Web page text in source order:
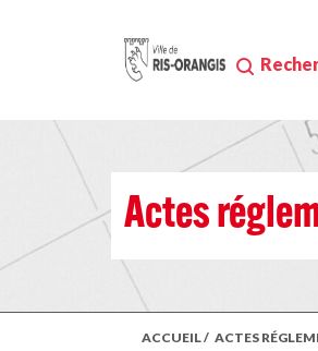
Actes
ACCUEIL/ ACTES